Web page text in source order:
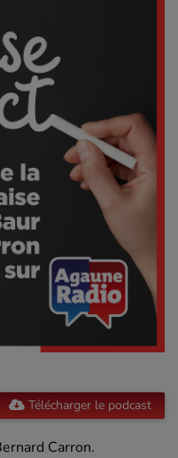
Télécharger le podcast
Carron.